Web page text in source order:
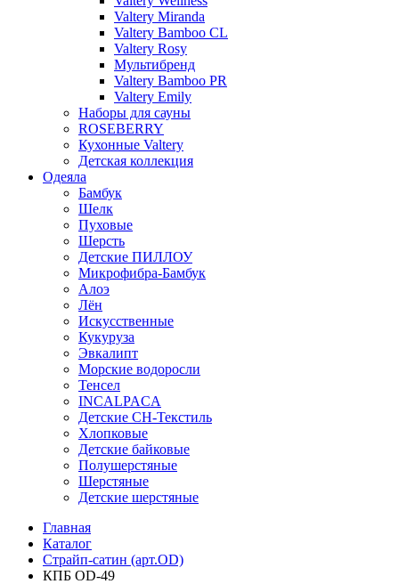
Valtery Miranda
Valtery Bamboo CL
Valtery Rosy
Мультибренд
Valtery Bamboo PR
Valtery Emily
Наборы для сауны
ROSEBERRY
Кухонные Valtery
Детская коллекция
Одеяла
Бамбук
Шелк
Пуховые
Шерсть
Детские ПИЛЛОУ
Микрофибра-Бамбук
Алоэ
Лён
Искусственные
Кукуруза
Эвкалипт
Морские водоросли
Тенсел
INCALPACA
Детские СН-Текстиль
Хлопковые
Детские байковые
Полушерстяные
Шерстяные
Детские шерстяные
Главная
Каталог
Страйп-сатин (арт.OD)
КПБ OD-49